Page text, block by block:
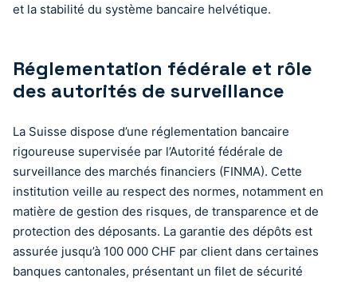
et la stabilité du système bancaire helvétique.
Réglementation fédérale et rôle
des autorités de surveillance
La Suisse dispose d’une réglementation bancaire
rigoureuse supervisée par l’Autorité fédérale de
surveillance des marchés financiers (FINMA). Cette
institution veille au respect des normes, notamment en
matière de gestion des risques, de transparence et de
protection des déposants. La garantie des dépôts est
assurée jusqu’à 100 000 CHF par client dans certaines
banques cantonales, présentant un filet de sécurité